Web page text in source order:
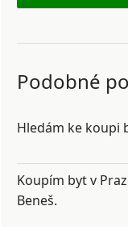
Podobné
Hledám ke koupi
Koupím byt v
Beneš.